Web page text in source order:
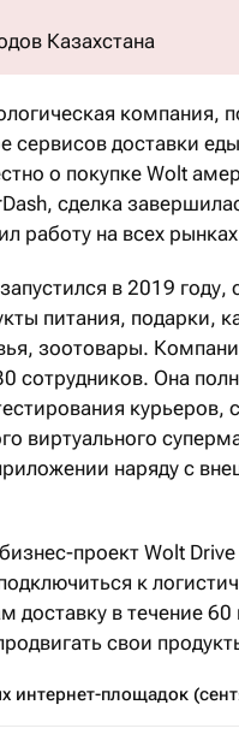
Казахстана
компания,
сервисов доставки
о покупке Wolt
сделка
работу на всех
в 2019
питания, подарки,
зоотовары.
сотрудников. Она
курьеров,
виртуального
наряду с
проект Wolt
к
доставку в течение
свои
интернет-площадок